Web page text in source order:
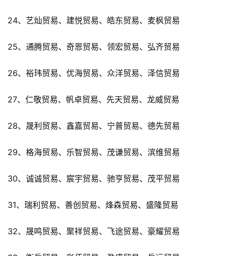
24、艺灿贸易、建悦贸易、皓东贸易、麦枫贸易
25、通腾贸易、奇恩贸易、领宏贸易、弘齐贸易
26、裕玮贸易、优海贸易、众洋贸易、泽信贸易
27、仁敬贸易、帆卓贸易、先天贸易、龙威贸易
28、晟利贸易、鑫嘉贸易、宁普贸易、德先贸易
29、格海贸易、乐智贸易、茂谦贸易、滨维贸易
30、诚诚贸易、宸宇贸易、驰亨贸易、茂平贸易
31、瑞利贸易、善创贸易、烽森贸易、盛隆贸易
32、晟鸣贸易、聚祥贸易、飞途贸易、豪耀贸易